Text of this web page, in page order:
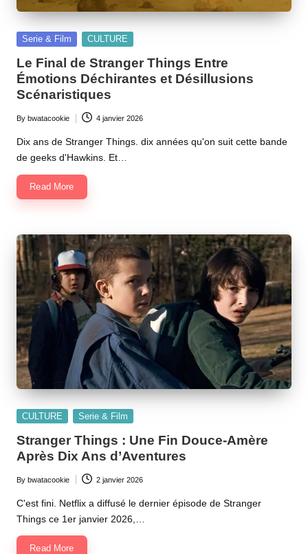
Posted
Serie & Film CULTURE
Le Final de Stranger Things Entre
Émotions Déchirantes et Désillusions
Scénaristiques
Posted
by
By bwatacookie 4 janvier 2026
Dix ans de Stranger Things. dix années qu'on suit cette bande
de geeks d'Hawkins. Et…
Read More
Posted
CULTURE Serie & Film
Stranger Things : Une Fin Douce-Amère
Après Dix Ans d’Aventures
Posted
by
By bwatacookie 2 janvier 2026
C'est fini. Netflix a diffusé le dernier épisode de Stranger
Things ce 1er janvier 2026,…
Read More